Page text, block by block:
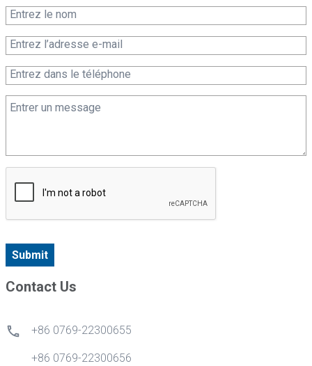
Contact Us
+86 0769-22300655
+86 0769-22300656
Submit